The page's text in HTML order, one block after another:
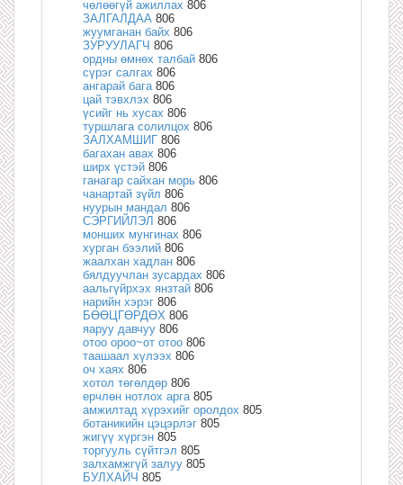
чөлөөгүй ажиллах 806
ЗАЛГАЛДАА 806
жуумганан байх 806
ЗУРУУЛАГЧ 806
ордны өмнөх талбай 806
сүрэг салгах 806
ангарай бага 806
цай тэвхлэх 806
үсийг нь хусах 806
туршлага солилцох 806
ЗАЛХАМШИГ 806
багахан авах 806
ширх үстэй 806
ганагар сайхан морь 806
чанартай зүйл 806
нуурын мандал 806
СЭРГИЙЛЭЛ 806
монших мунгинах 806
хурган бээлий 806
жаалхан хадлан 806
бялдуучлан зусардах 806
аальгүйрхэх янзтай 806
нарийн хэрэг 806
БӨӨЦГӨРДӨХ 806
яаруу давчуу 806
отоо ороо~от отоо 806
таашаал хүлээх 806
оч хаях 806
хотол төгөлдөр 806
ерчлөн нотлох арга 805
амжилтад хүрэхийг оролдох 805
ботаникийн цэцэрлэг 805
жигүү хүргэн 805
торгууль сүйтгэл 805
залхамжгүй залуу 805
БУЛХАЙЧ 805